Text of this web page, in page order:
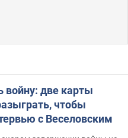
войну: две карты
чтобы
с Веселовским